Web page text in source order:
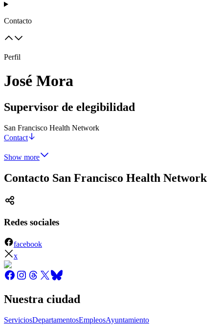
Contacto
Perfil
José Mora
Supervisor de elegibilidad
San Francisco Health Network
Contact
Show more
Contacto San Francisco Health Network
Redes sociales
facebook
x
Nuestra ciudad
ServiciosDepartamentosEmpleosAyuntamiento